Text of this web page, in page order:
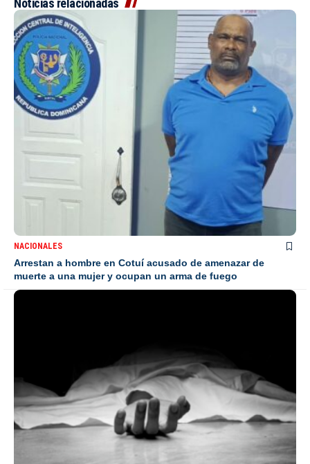
Noticias relacionadas
NACIONALES
Arrestan a hombre en Cotuí acusado de amenazar de
muerte a una mujer y ocupan un arma de fuego